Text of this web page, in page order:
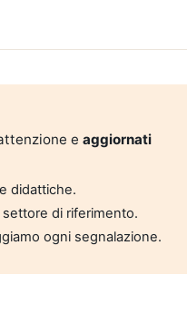
e aggiornati
didattiche.
di riferimento.
ogni segnalazione.